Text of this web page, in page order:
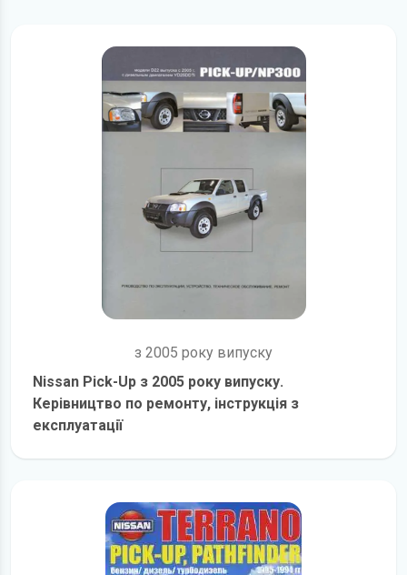
з 2005 року випуску
Nissan Pick-Up з 2005 року випуску.
Керівництво по ремонту, інструкція з
експлуатації